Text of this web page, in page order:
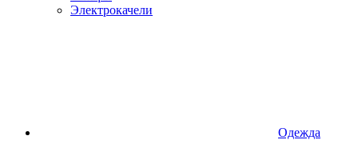
Электрокачели
Одежда